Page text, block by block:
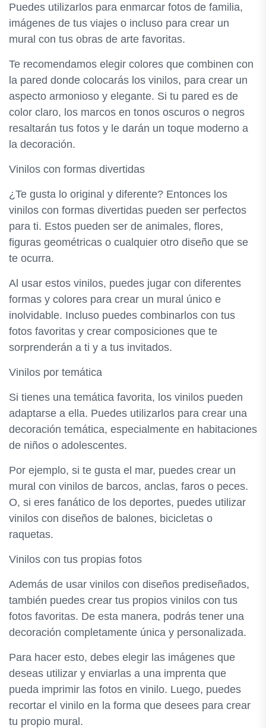
Puedes utilizarlos para enmarcar fotos de familia,
imágenes de tus viajes o incluso para crear un
mural con tus obras de arte favoritas.
Te recomendamos elegir colores que combinen con
la pared donde colocarás los vinilos, para crear un
aspecto armonioso y elegante. Si tu pared es de
color claro, los marcos en tonos oscuros o negros
resaltarán tus fotos y le darán un toque moderno a
la decoración.
Vinilos con formas divertidas
¿Te gusta lo original y diferente? Entonces los
vinilos con formas divertidas pueden ser perfectos
para ti. Estos pueden ser de animales, flores,
figuras geométricas o cualquier otro diseño que se
te ocurra.
Al usar estos vinilos, puedes jugar con diferentes
formas y colores para crear un mural único e
inolvidable. Incluso puedes combinarlos con tus
fotos favoritas y crear composiciones que te
sorprenderán a ti y a tus invitados.
Vinilos por temática
Si tienes una temática favorita, los vinilos pueden
adaptarse a ella. Puedes utilizarlos para crear una
decoración temática, especialmente en habitaciones
de niños o adolescentes.
Por ejemplo, si te gusta el mar, puedes crear un
mural con vinilos de barcos, anclas, faros o peces.
O, si eres fanático de los deportes, puedes utilizar
vinilos con diseños de balones, bicicletas o
raquetas.
Vinilos con tus propias fotos
Además de usar vinilos con diseños prediseñados,
también puedes crear tus propios vinilos con tus
fotos favoritas. De esta manera, podrás tener una
decoración completamente única y personalizada.
Para hacer esto, debes elegir las imágenes que
deseas utilizar y enviarlas a una imprenta que
pueda imprimir las fotos en vinilo. Luego, puedes
recortar el vinilo en la forma que desees para crear
tu propio mural.